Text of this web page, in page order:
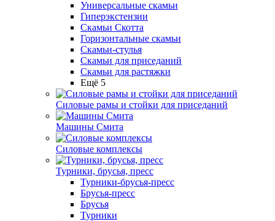
Универсальные скамьи
Гиперэкстензии
Скамьи Скотта
Горизонтальные скамьи
Скамьи-стулья
Скамьи для приседаний
Скамьи для растяжки
Ещё 5
Силовые рамы и стойки для приседаний
Машины Смита
Силовые комплексы
Турники, брусья, пресс
Турники-брусья-пресс
Брусья-пресс
Брусья
Турники